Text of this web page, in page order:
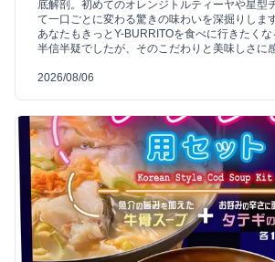
底解剖。初めてのオレンジトルティーヤや星型
て一口ごとに変わる驚きの味わいを深掘りしま
あなたもきっとY-BURRITOを食べに行きたく
半信半疑でしたが、そのこだわりと美味しさに
2026/08/06